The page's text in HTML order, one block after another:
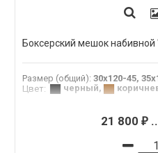
Боксерский мешок
Размер (общий): 30х120-45,
Цвет: черный,
21 800 ₽